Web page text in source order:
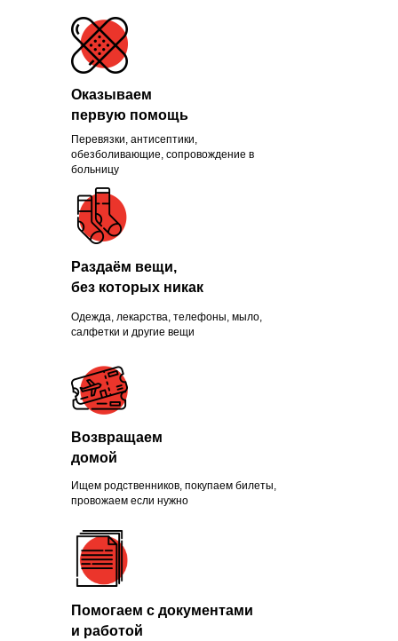
Перевязки, антисептики,
обезболивающие, сопровождение в
больницу
Оказываем
первую помощь
Одежда, лекарства, телефоны, мыло,
салфетки и другие вещи
Ищем родственников, покупаем билеты,
провожаем если нужно
Раздаём вещи,
без которых никак
Возвращаем
домой
Помогаем с документами
и работой
Помогли больше, чем
1300 нуждающихся и
продолжаем это делать
каждый день
ПРИСОЕДИНИТЬСЯ
Зачем помогать
нуждающимся
Чаще всего это люди, которых
обманули с квартирой, ограбили
на вокзале, выгнали с работы из-
за здоровья или вовремя не дали